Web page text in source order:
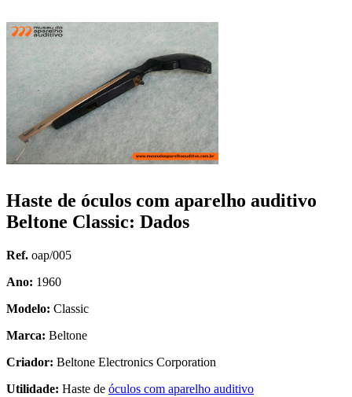
Haste de óculos com aparelho auditivo
Beltone Classic: Dados
Ref. oap/005
Ano: 1960
Modelo: Classic
Marca: Beltone
Criador: Beltone Electronics Corporation
Utilidade: Haste de óculos com aparelho auditivo